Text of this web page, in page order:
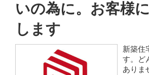
いの為に。お客様
します
新築住
す。ど
ありま